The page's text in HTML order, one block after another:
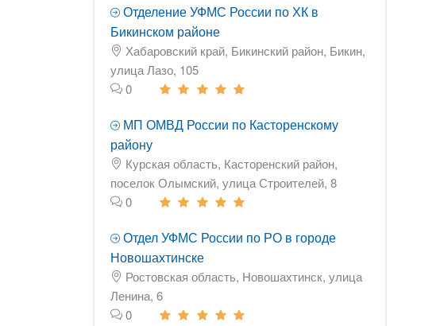
Отделение УФМС России по ХК в
Бикинском районе
Хабаровский край, Бикинский район, Бикин,
улица Лазо, 105
0
МП ОМВД России по Касторенскому
району
Курская область, Касторенский район,
поселок Олымский, улица Строителей, 8
0
Отдел УФМС России по РО в городе
Новошахтинске
Ростовская область, Новошахтинск, улица
Ленина, 6
0